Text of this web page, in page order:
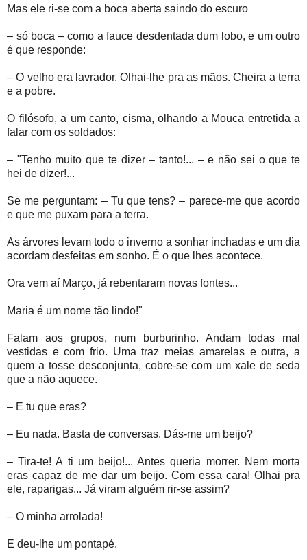
Mas ele ri-se com a boca aberta saindo do escuro
– só boca – como a fauce desdentada dum lobo, e um outro
é que responde:
– O velho era lavrador. Olhai-lhe pra as mãos. Cheira a terra
e a pobre.
O filósofo, a um canto, cisma, olhando a Mouca entretida a
falar com os soldados:
– "Tenho muito que te dizer – tanto!... – e não sei o que te
hei de dizer!...
Se me perguntam: – Tu que tens? – parece-me que acordo
e que me puxam para a terra.
As árvores levam todo o inverno a sonhar inchadas e um dia
acordam desfeitas em sonho. É o que lhes acontece.
Ora vem aí Março, já rebentaram novas fontes...
Maria é um nome tão lindo!"
Falam aos grupos, num burburinho. Andam todas mal
vestidas e com frio. Uma traz meias amarelas e outra, a
quem a tosse desconjunta, cobre-se com um xale de seda
que a não aquece.
– E tu que eras?
– Eu nada. Basta de conversas. Dás-me um beijo?
– Tira-te! A ti um beijo!... Antes queria morrer. Nem morta
eras capaz de me dar um beijo. Com essa cara! Olhai pra
ele, raparigas... Já viram alguém rir-se assim?
– O minha arrolada!
E deu-lhe um pontapé.